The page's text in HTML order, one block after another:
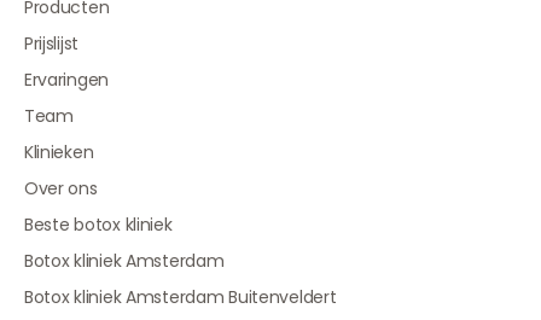
Producten
Prijslijst
Ervaringen
Team
Klinieken
Over ons
Beste botox kliniek
Botox kliniek Amsterdam
Botox kliniek Amsterdam Buitenveldert